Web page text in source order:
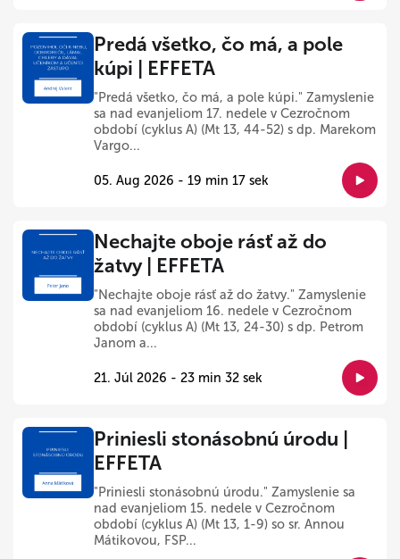
Predá všetko, čo má, a pole
kúpi | EFFETA
"Predá všetko, čo má, a pole kúpi." Zamyslenie
sa nad evanjeliom 17. nedele v Cezročnom
období (cyklus A) (Mt 13, 44-52) s dp. Marekom
Vargo...
05. Aug 2026 - 19 min 17 sek
Nechajte oboje rásť až do
žatvy | EFFETA
"Nechajte oboje rásť až do žatvy." Zamyslenie
sa nad evanjeliom 16. nedele v Cezročnom
období (cyklus A) (Mt 13, 24-30) s dp. Petrom
Janom a...
21. Júl 2026 - 23 min 32 sek
Priniesli stonásobnú úrodu |
EFFETA
"Priniesli stonásobnú úrodu." Zamyslenie sa
nad evanjeliom 15. nedele v Cezročnom
období (cyklus A) (Mt 13, 1-9) so sr. Annou
Mátikovou, FSP...